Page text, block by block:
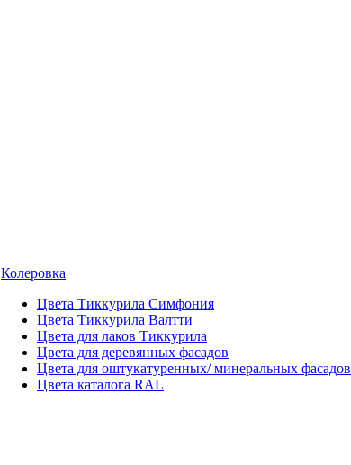
Колеровка
Цвета Тиккурила Симфония
Цвета Тиккурила Валтти
Цвета для лаков Тиккурила
Цвета для деревянных фасадов
Цвета для оштукатуренных/ минеральных фасадов
Цвета каталога RAL